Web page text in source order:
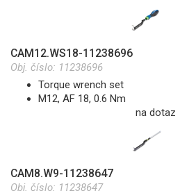
CAM12.WS18-11238696
Obj. číslo: 11238696
Torque wrench set
M12, AF 18, 0.6 Nm
na dotaz
CAM8.W9-11238647
Obj. číslo: 11238647